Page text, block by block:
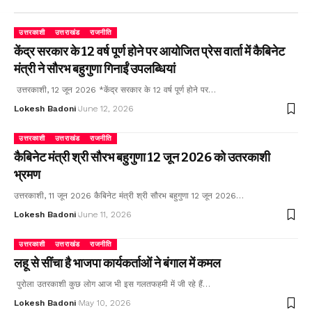
उत्तरकाशी उत्तराखंड राजनीति
केंद्र सरकार के 12 वर्ष पूर्ण होने पर आयोजित प्रेस वार्ता में कैबिनेट
मंत्री ने सौरभ बहुगुणा गिनाईं उपलब्धियां
उत्तरकाशी, 12 जून 2026 *केंद्र सरकार के 12 वर्ष पूर्ण होने पर…
Lokesh Badoni June 12, 2026
उत्तरकाशी उत्तराखंड राजनीति
कैबिनेट मंत्री श्री सौरभ बहुगुणा 12 जून 2026 को उतरकाशी
भ्रमण
उत्तरकाशी, 11 जून 2026 कैबिनेट मंत्री श्री सौरभ बहुगुणा 12 जून 2026…
Lokesh Badoni June 11, 2026
उत्तरकाशी उत्तराखंड राजनीति
लहू से सींचा है भाजपा कार्यकर्ताओं ने बंगाल में कमल
पुरोला उतरकाशी कुछ लोग आज भी इस गलतफहमी में जी रहे हैं…
Lokesh Badoni May 10, 2026